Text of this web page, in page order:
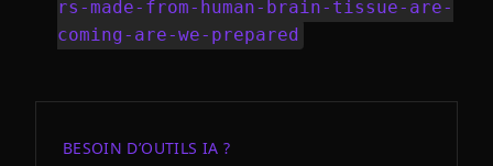
rs-made-from-human-brain-tissue-are-
coming-are-we-prepared
BESOIN D’OUTILS IA ?